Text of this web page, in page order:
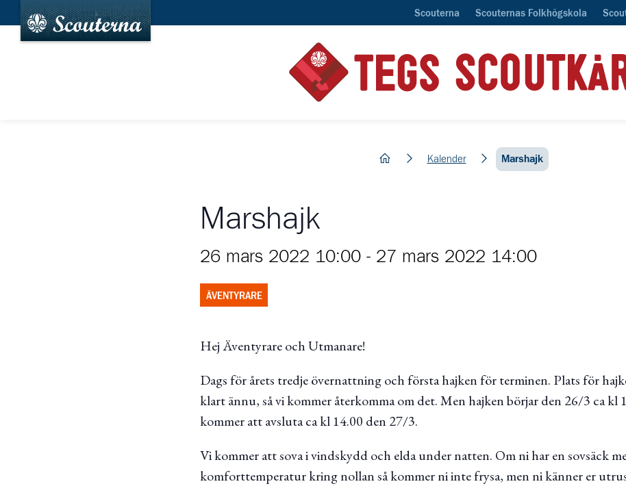
Scouterna Scouternas Folkhögskola
hem Kalender Marshajk
Marshajk
26 mars 2022 10:00 - 27 mars 2022 14:00
ÄVENTYRARE
Hej Äventyrare och Utmanare!
Dags för årets tredje övernattning och första hajken för terminen. Plats för
klart ännu, så vi kommer återkomma om det. Men hajken börjar den 26/3 ca kl
kommer att avsluta ca kl 14.00 den 27/3.
Vi kommer att sova i vindskydd och elda under natten. Om ni har en sovsäck
komforttemperatur kring nollan så kommer ni inte frysa, men ni känner er